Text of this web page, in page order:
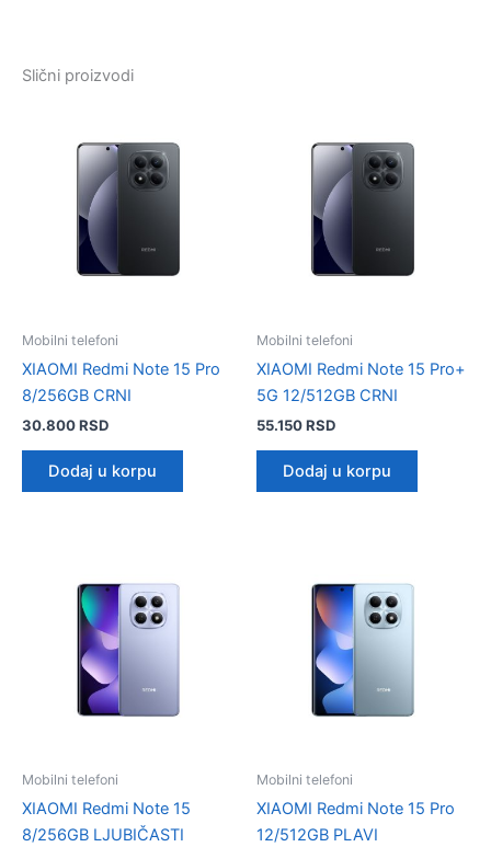
Slični proizvodi
Mobilni telefoni
XIAOMI Redmi Note 15 Pro
8/256GB CRNI
30.800RSD
Dodaj u korpu
Mobilni telefoni
XIAOMI Redmi Note 15 Pro+
5G 12/512GB CRNI
55.150RSD
Dodaj u korpu
Mobilni telefoni
XIAOMI Redmi Note 15
8/256GB LJUBIČASTI
Mobilni telefoni
XIAOMI Redmi Note 15 Pro
12/512GB PLAVI